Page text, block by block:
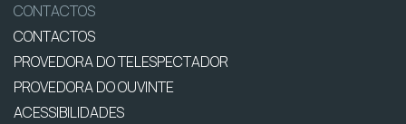
CONTACTOS
CONTACTOS
PROVEDORA DO TELESPECTADOR
PROVEDORA DO OUVINTE
ACESSIBILIDADES